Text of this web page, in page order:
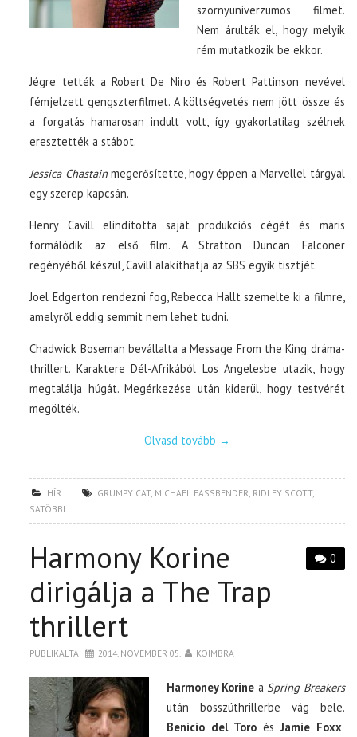
szörnyuniverzumos filmet.
Nem árulták el, hogy melyik
rém mutatkozik be ekkor.
Jégre tették a Robert De Niro és Robert Pattinson nevével
fémjelzett gengszterfilmet. A költségvetés nem jött össze és
a forgatás hamarosan indult volt, így gyakorlatilag szélnek
eresztették a stábot.
Jessica Chastainmegerősítette, hogy éppen a Marvellel tárgyal
egy szerep kapcsán.
Henry Cavill elindította saját produkciós cégét és máris
formálódik az első film. A Stratton Duncan Falconer
regényéből készül, Cavill alakíthatja az SBS egyik tisztjét.
Joel Edgerton rendezni fog, Rebecca Hallt szemelte ki a filmre,
amelyről eddig semmit nem lehet tudni.
Chadwick Boseman bevállalta a Message From the King dráma-
thrillert. Karaktere Dél-Afrikából Los Angelesbe utazik, hogy
megtalálja húgát. Megérkezése után kiderül, hogy testvérét
megölték.
Olvasd tovább →
HÍR GRUMPY CAT, MICHAEL FASSBENDER RIDLEY SCOTT,
SATÖBBI
0
Harmony Korine
dirigálja a The Trap
thrillert
PUBLIKÁLTA 2014. NOVEMBER 05. KOIMBRA
Harmoney Korine a Spring Breakers
után bosszúthrillerbe vág bele.
Benicio del Toroés Jamie Foxx